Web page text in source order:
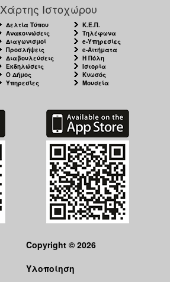
Χάρτης Ιστοχώρου
Δελτία Τύπου
Ανακοινώσεις
Διαγωνισμοί
Προσλήψεις
Διαβουλεύσεις
Εκδηλώσεις
Ο Δήμος
Υπηρεσίες
Κ.Ε.Π.
Τηλέφωνα
e-Υπηρεσίες
e-Αιτήματα
Η Πόλη
Ιστορία
Κνωσός
Μουσεία
Copyright © 2026
Υλοποίηση